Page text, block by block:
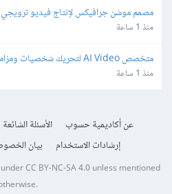
مصمم موشن جرافيكس لإنتاج فيديو
منذ 1 ساعة
متخصص AI Video لتحريك شخصيات ومزامنة الصوت
منذ 1 ساعة
عن أكاديمية حسوب الأسئلة الشائعة
إرشادات الاستخدام
بيان
CC BY-NC-SA 4.0unless mentioned